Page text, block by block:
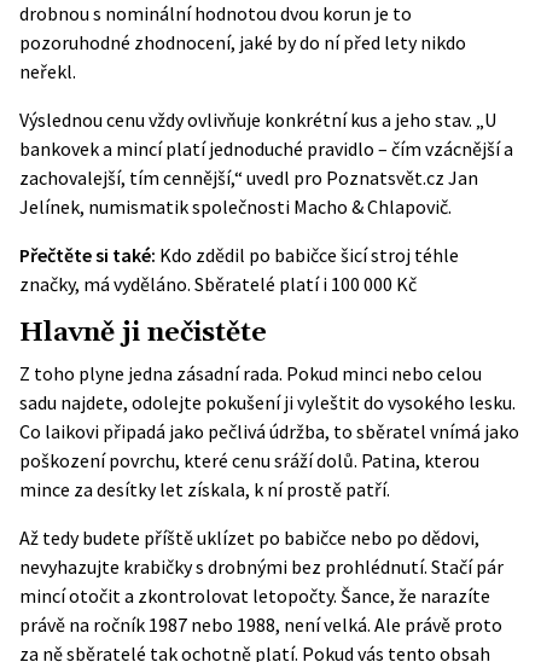
drobnou s nominální hodnotou dvou korun je to
pozoruhodné zhodnocení, jaké by do ní před lety nikdo
neřekl.
Výslednou cenu vždy ovlivňuje konkrétní kus a jeho stav. „U
bankovek a mincí platí jednoduché pravidlo – čím vzácnější a
zachovalejší, tím cennější,“ uvedl pro Poznatsvět.cz Jan
Jelínek, numismatik společnosti Macho & Chlapovič.
Přečtěte si také: Kdo zdědil po babičce šicí stroj téhle
značky, má vyděláno. Sběratelé platí i 100 000 Kč
Hlavně ji nečistěte
Z toho plyne jedna zásadní rada. Pokud minci nebo celou
sadu najdete, odolejte pokušení ji vyleštit do vysokého lesku.
Co laikovi připadá jako pečlivá údržba, to sběratel vnímá jako
poškození povrchu, které cenu sráží dolů. Patina, kterou
mince za desítky let získala, k ní prostě patří.
Až tedy budete příště uklízet po babičce nebo po dědovi,
nevyhazujte krabičky s drobnými bez prohlédnutí. Stačí pár
mincí otočit a zkontrolovat letopočty. Šance, že narazíte
právě na ročník 1987 nebo 1988, není velká. Ale právě proto
za ně sběratelé tak ochotně platí. Pokud vás tento obsah